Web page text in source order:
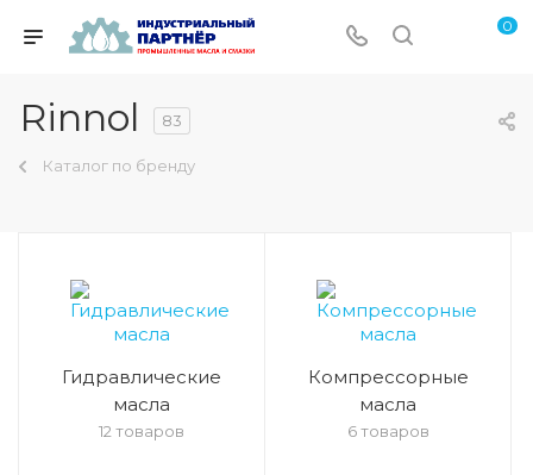
0
Rinnol 83
Каталог по бренду
Гидравлические
масла
12 товаров
Компрессорные
масла
6 товаров